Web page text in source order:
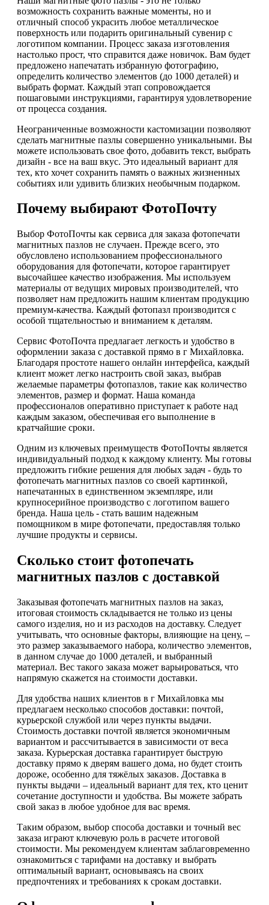
возможность сохранить важные моменты, но и
отличный способ украсить любое металлическое
поверхность или подарить оригинальный сувенир с
логотипом компании. Процесс заказа изготовления
настолько прост, что справится даже новичок. Вам будет
предложено напечатать избранную фотографию,
определить количество элементов (до 1000 деталей) и
выбрать формат. Каждый этап сопровождается
пошаговыми инструкциями, гарантируя удовлетворение
от процесса создания.
Неограниченные возможности кастомизации позволяют
сделать магнитные пазлы совершенно уникальными. Вы
можете использовать свое фото, добавить текст, выбрать
дизайн - все на ваш вкус. Это идеальный вариант для
тех, кто хочет сохранить память о важных жизненных
событиях или удивить близких необычным подарком.
Почему выбирают ФотоПочту
Выбор ФотоПочты как сервиса для заказа фотопечати
магнитных пазлов не случаен. Прежде всего, это
обусловлено использованием профессионального
оборудования для фотопечати, которое гарантирует
высочайшее качество изображения. Мы используем
материалы от ведущих мировых производителей, что
позволяет нам предложить нашим клиентам продукцию
премиум-качества. Каждый фотопазл производится с
особой тщательностью и вниманием к деталям.
Сервис ФотоПочта предлагает легкость и удобство в
оформлении заказа с доставкой прямо в г Михайловка.
Благодаря простоте нашего онлайн интерфейса, каждый
клиент может легко настроить свой заказ, выбрав
желаемые параметры фотопазлов, такие как количество
элементов, размер и формат. Наша команда
профессионалов оперативно приступает к работе над
каждым заказом, обеспечивая его выполнение в
кратчайшие сроки.
Одним из ключевых преимуществ ФотоПочты является
индивидуальный подход к каждому клиенту. Мы готовы
предложить гибкие решения для любых задач - будь то
фотопечать магнитных пазлов со своей картинкой,
напечатанных в единственном экземпляре, или
крупносерийное производство с логотипом вашего
бренда. Наша цель - стать вашим надежным
помощником в мире фотопечати, предоставляя только
лучшие продукты и сервисы.
Сколько стоит фотопечать
магнитных пазлов с доставкой
Заказывая фотопечать магнитных пазлов на заказ,
итоговая стоимость складывается не только из цены
самого изделия, но и из расходов на доставку. Следует
учитывать, что основные факторы, влияющие на цену, –
это размер заказываемого набора, количество элементов,
в данном случае до 1000 деталей, и выбранный
материал. Вес такого заказа может варьироваться, что
напрямую скажется на стоимости доставки.
Для удобства наших клиентов в г Михайловка мы
предлагаем несколько способов доставки: почтой,
курьерской службой или через пункты выдачи.
Стоимость доставки почтой является экономичным
вариантом и рассчитывается в зависимости от веса
заказа. Курьерская доставка гарантирует быструю
доставку прямо к дверям вашего дома, но будет стоить
дороже, особенно для тяжёлых заказов. Доставка в
пункты выдачи – идеальный вариант для тех, кто ценит
сочетание доступности и удобства. Вы можете забрать
свой заказ в любое удобное для вас время.
Таким образом, выбор способа доставки и точный вес
заказа играют ключевую роль в расчете итоговой
стоимости. Мы рекомендуем клиентам заблаговременно
ознакомиться с тарифами на доставку и выбрать
оптимальный вариант, основываясь на своих
предпочтениях и требованиях к срокам доставки.